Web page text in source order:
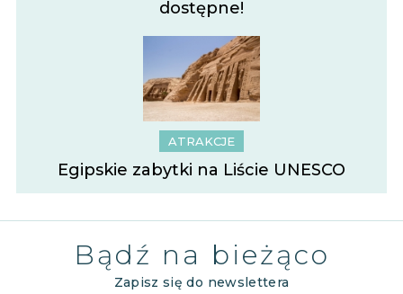
dostępne!
ATRAKCJE
Egipskie zabytki na Liście UNESCO
Bądź na bieżąco
Zapisz się do newslettera